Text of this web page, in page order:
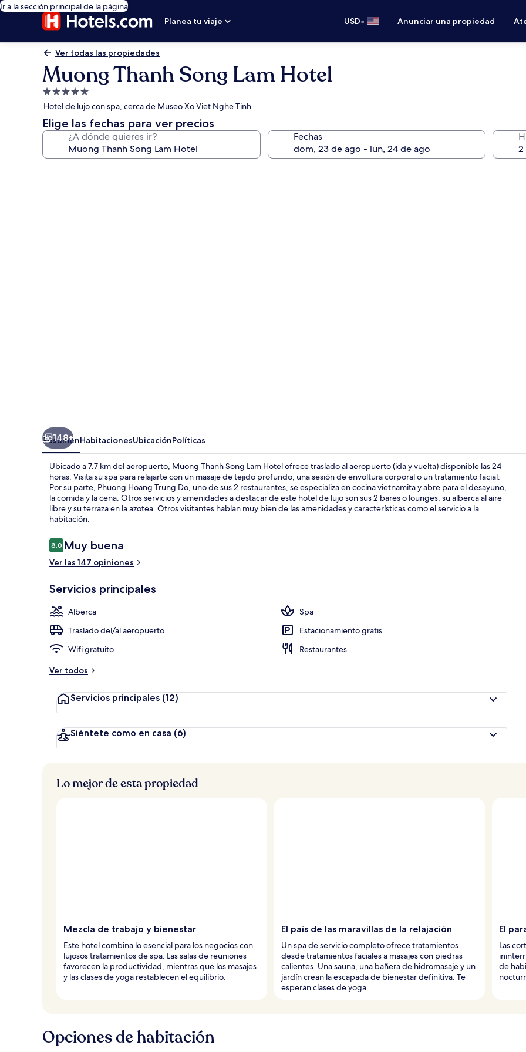
Ir a la sección principal de la página
Planea tu viaje
USD• Anunciar una propiedad
Ver todas las propiedades
Muong Thanh Song Lam Hotel
Propiedad
de
5.0
estrellas
Hotel de lujo con spa, cerca de Museo Xo Viet Nghe Tinh
Elige las fechas para ver precios
¿A dónde quieres ir? Fechas
Terraza
148+
ResumenHabitacionesUbicaciónPolíticas
Ubicado a 7.7 km del aeropuerto, Muong Thanh Song Lam Hotel ofrece traslado al aeropuerto (ida y vuelta) disponible las 24
horas. Visita su spa para relajarte con un masaje de tejido profundo, una sesión de envoltura corporal o un tratamiento facial.
Por su parte, Phuong Hoang Trung Do, uno de sus 2 restaurantes, se especializa en cocina vietnamita y abre para el desayuno,
la comida y la cena. Otros servicios y amenidades a destacar de este hotel de lujo son sus 2 bares o lounges, su alberca al aire
libre y su terraza en la azotea. Otros visitantes hablan muy bien de las amenidades y características como el servicio a la
habitación.
Opiniones
8.08.0 de 10,
Muy buena
Ver las 147 opiniones
Servicios principales
Alberca
Spa
Traslado del/al aeropuerto
Estacionamiento gratis
Wifi gratuito
Restaurantes
Ver todos
Servicios principales (12)
Siéntete como en casa (6)
Lo mejor de esta propiedad
Mezcla de trabajo y bienestar
Este hotel combina lo esencial para los negocios con
lujosos tratamientos de spa. Las salas de reuniones
favorecen la productividad, mientras que los masajes
y las clases de yoga restablecen el equilibrio.
El país de las maravillas de la relajación
Un spa de servicio completo ofrece tratamientos
desde tratamientos faciales a masajes con piedras
calientes. Una sauna, una bañera de hidromasaje y un
jardín crean la escapada de bienestar definitiva. Te
esperan clases de yoga.
El
Las
de
Opciones de habitación